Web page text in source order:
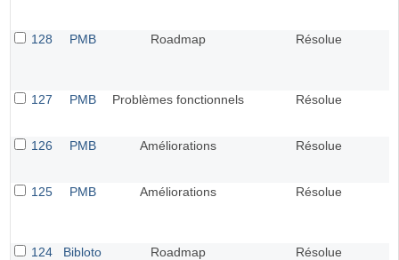
128 PMB Roadmap Résolue
127 PMB Problèmes fonctionnels Résolue
126 PMB Améliorations Résolue
125 PMB Améliorations Résolue
124 Bibloto Roadmap Résolue